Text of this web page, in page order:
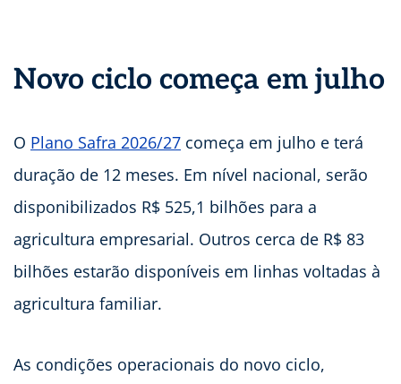
Novo ciclo começa em julho
O Plano Safra 2026/27 começa em julho e terá
duração de 12 meses. Em nível nacional, serão
disponibilizados R$ 525,1 bilhões para a
agricultura empresarial. Outros cerca de R$ 83
bilhões estarão disponíveis em linhas voltadas à
agricultura familiar.
As condições operacionais do novo ciclo,